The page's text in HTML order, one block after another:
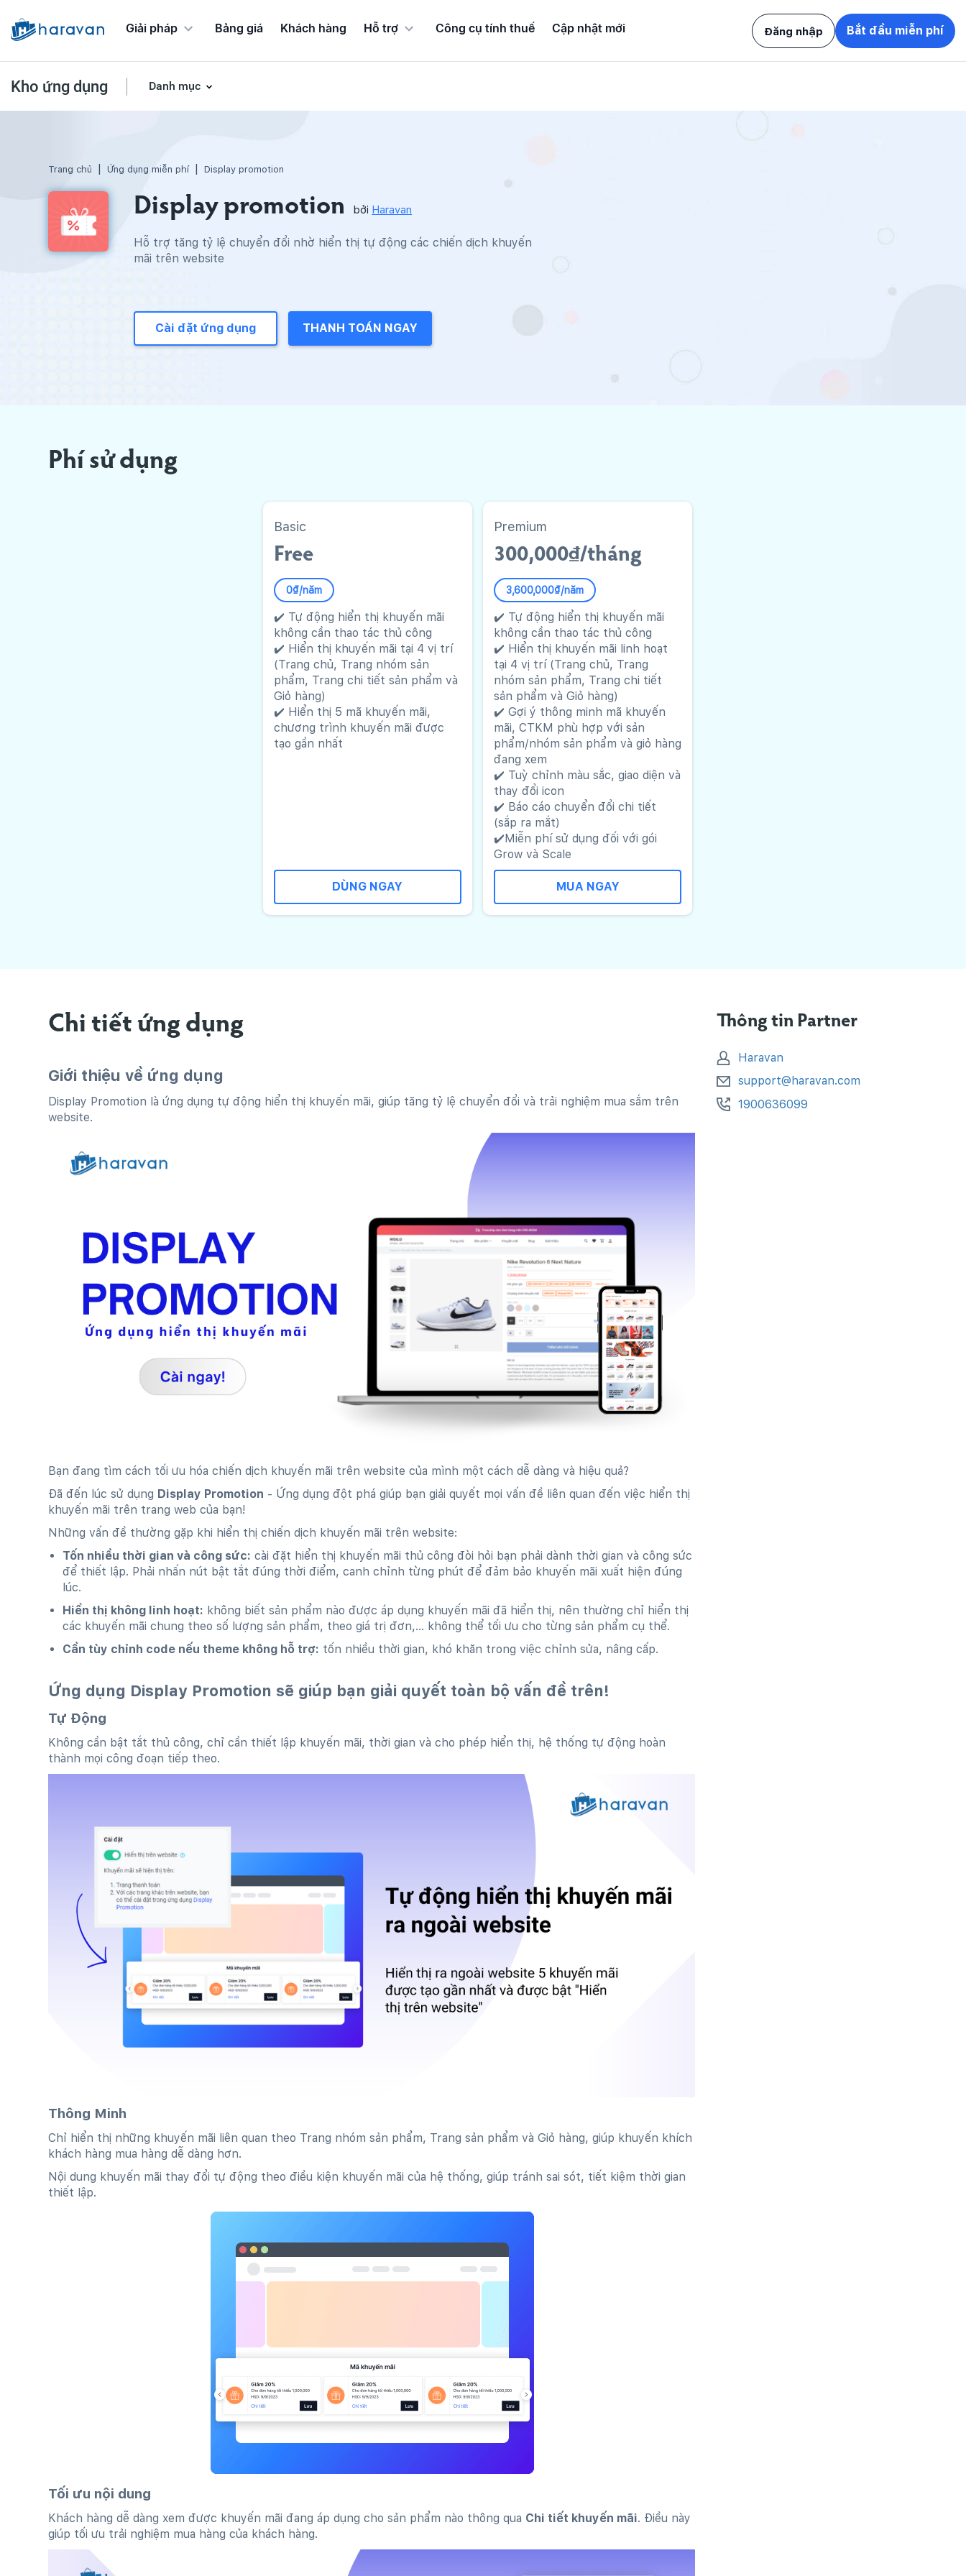
Giải pháp Bảng giá Khách hàng Hỗ trợ Công cụ tính thuế Cập nhật mới Đăng nhập Bắt đầu miễn phí
Kho ứng dụng Danh mục
Trang chủ Ứng dụng miễn phí Display promotion
Display promotion bởi Haravan
Hỗ trợ tăng tỷ lệ chuyển đổi nhờ hiển thị tự động các chiến dịch khuyến
mãi trên website
Cài đặt ứng dụng THANH TOÁN NGAY
Phí sử dụng
Basic
Free
0₫/năm
✔️ Tự động hiển thị khuyến mãi
không cần thao tác thủ công
✔️ Hiển thị khuyến mãi tại 4 vị trí
(Trang chủ, Trang nhóm sản
phẩm, Trang chi tiết sản phẩm và
Giỏ hàng)
✔️ Hiển thị 5 mã khuyến mãi,
chương trình khuyến mãi được
tạo gần nhất
DÙNG NGAY
Premium
300,000₫/tháng
3,600,000₫/năm
✔️ Tự động hiển thị khuyến mãi
không cần thao tác thủ công
✔️ Hiển thị khuyến mãi linh hoạt
tại 4 vị trí (Trang chủ, Trang
nhóm sản phẩm, Trang chi tiết
sản phẩm và Giỏ hàng)
✔️ Gợi ý thông minh mã khuyến
mãi, CTKM phù hợp với sản
phẩm/nhóm sản phẩm và giỏ hàng
đang xem
✔️ Tuỳ chỉnh màu sắc, giao diện và
thay đổi icon
✔️ Báo cáo chuyển đổi chi tiết
(sắp ra mắt)
✔️Miễn phí sử dụng đối với gói
Grow và Scale
MUA NGAY
Chi tiết ứng dụng
Giới thiệu về ứng dụng
Display Promotion là ứng dụng tự động hiển thị khuyến mãi, giúp tăng tỷ lệ chuyển đổi và trải nghiệm mua sắm trên
website.
Bạn đang tìm cách tối ưu hóa chiến dịch khuyến mãi trên website của mình một cách dễ dàng và hiệu quả?
Đã đến lúc sử dụng Display Promotion - Ứng dụng đột phá giúp bạn giải quyết mọi vấn đề liên quan đến việc hiển thị
khuyến mãi trên trang web của bạn!
Những vấn đề thường gặp khi hiển thị chiến dịch khuyến mãi trên website:
Tốn nhiều thời gian và công sức: cài đặt hiển thị khuyến mãi thủ công đòi hỏi bạn phải dành thời gian và công sức
để thiết lập. Phải nhấn nút bật tắt đúng thời điểm, canh chỉnh từng phút để đảm bảo khuyến mãi xuất hiện đúng
lúc.
Hiển thị không linh hoạt: không biết sản phẩm nào được áp dụng khuyến mãi đã hiển thị, nên thường chỉ hiển thị
các khuyến mãi chung theo số lượng sản phẩm, theo giá trị đơn,... không thể tối ưu cho từng sản phẩm cụ thể.
Cần tùy chỉnh code nếu theme không hỗ trợ: tốn nhiều thời gian, khó khăn trong việc chỉnh sửa, nâng cấp.
Ứng dụng Display Promotion sẽ giúp bạn giải quyết toàn bộ vấn đề trên!
Tự Động
Không cần bật tắt thủ công, chỉ cần thiết lập khuyến mãi, thời gian và cho phép hiển thị, hệ thống tự động hoàn
thành mọi công đoạn tiếp theo.
Thông Minh
Chỉ hiển thị những khuyến mãi liên quan theo Trang nhóm sản phẩm, Trang sản phẩm và Giỏ hàng, giúp khuyến khích
khách hàng mua hàng dễ dàng hơn.
Nội dung khuyến mãi thay đổi tự động theo điều kiện khuyến mãi của hệ thống, giúp tránh sai sót, tiết kiệm thời gian
thiết lập.
Tối ưu nội dung
Khách hàng dễ dàng xem được khuyến mãi đang áp dụng cho sản phẩm nào thông qua Chi tiết khuyến mãi. Điều này
giúp tối ưu trải nghiệm mua hàng của khách hàng.
Thông tin Partner
Haravan
support@haravan.com
1900636099